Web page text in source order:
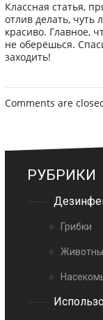
Классная статья,
отлив делать, чуть
красиво. Главное,
не оберёшься.
заходить!
Comments are
РУБРИКИ
Грибки